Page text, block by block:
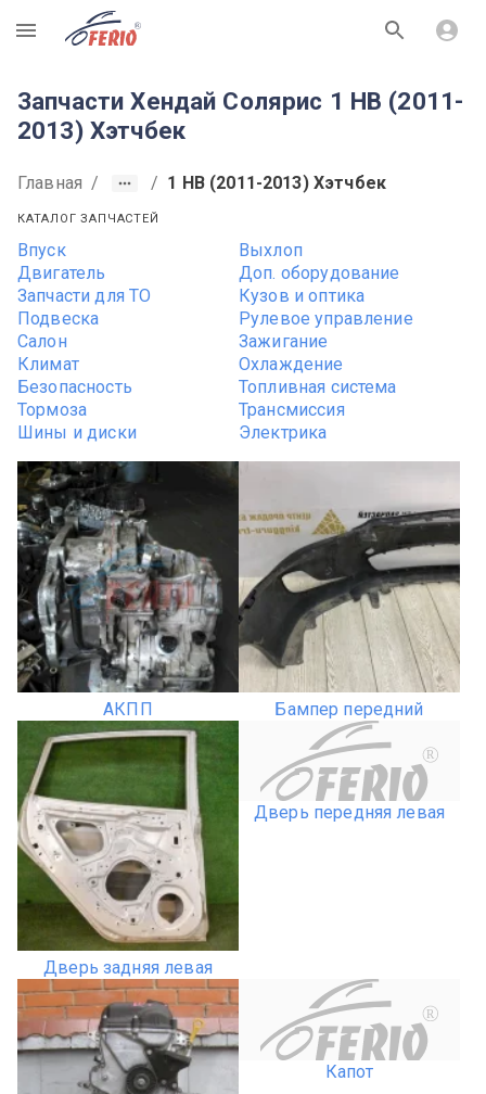
R
Запчасти Хендай Солярис 1 HB (2011-
2013) Хэтчбек
Главная / / 1 HB (2011-2013) Хэтчбек
КАТАЛОГ ЗАПЧАСТЕЙ
Впуск
Выхлоп
Двигатель
Доп. оборудование
Запчасти для ТО
Кузов и оптика
Подвеска
Рулевое управление
Салон
Зажигание
Климат
Охлаждение
Безопасность
Топливная система
Тормоза
Трансмиссия
Шины и диски
Электрика
АКПП Бампер передний
Дверь задняя левая
R
Дверь передняя левая
R
Капот